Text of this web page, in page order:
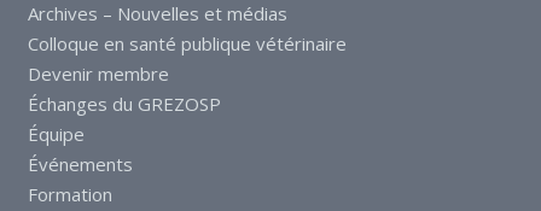
Archives – Nouvelles et médias
Colloque en santé publique vétérinaire
Devenir membre
Échanges du GREZOSP
Équipe
Événements
Formation